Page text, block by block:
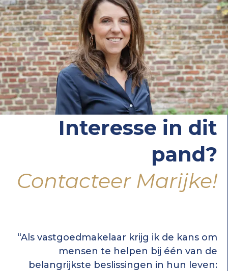
Interesse in dit
pand?
Contacteer Marijke!
“Als vastgoedmakelaar krijg ik de kans om
mensen te helpen bij één van de
belangrijkste beslissingen in hun leven: